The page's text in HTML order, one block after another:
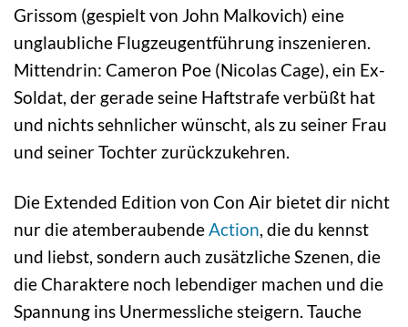
Grissom (gespielt von John Malkovich) eine
unglaubliche Flugzeugentführung inszenieren.
Mittendrin: Cameron Poe (Nicolas Cage), ein Ex-
Soldat, der gerade seine Haftstrafe verbüßt hat
und nichts sehnlicher wünscht, als zu seiner Frau
und seiner Tochter zurückzukehren.
Die Extended Edition von Con Air bietet dir nicht
nur die atemberaubendeAction, die du kennst
und liebst, sondern auch zusätzliche Szenen, die
die Charaktere noch lebendiger machen und die
Spannung ins Unermessliche steigern. Tauche